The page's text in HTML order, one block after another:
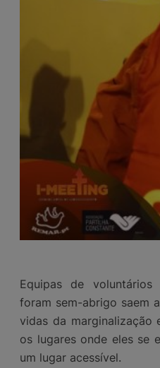
Equipas de
foram sem-abrigo saem
vidas da marginalização
os lugares onde eles se
um lugar acessível.